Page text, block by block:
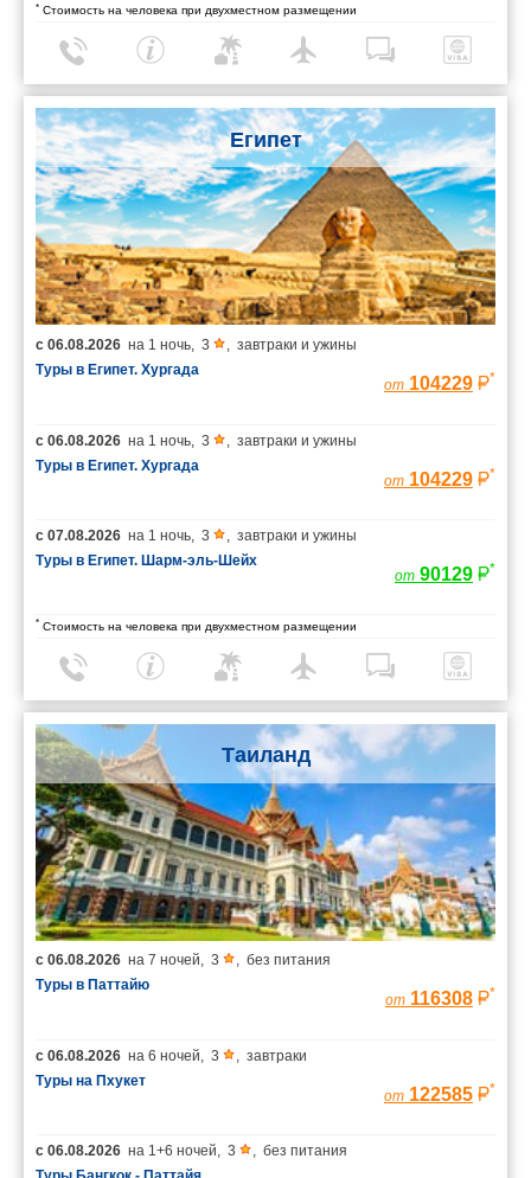
* Стоимость на человека при двухместном размещении
Египет
с 06.08.2026 на 1 ночь 3
завтраки и ужины
Туры в Египет. Хургада
от 104229 *
с 06.08.2026 на 1 ночь 3
завтраки и ужины
Туры в Египет. Хургада
от 104229 *
с 07.08.2026 на 1 ночь 3
завтраки и ужины
Туры в Египет. Шарм-эль-Шейх
от 90129 *
* Стоимость на человека при двухместном размещении
Таиланд
с 06.08.2026 на 7 ночей, 3 , без питания
Туры в Паттайю
от 116308 *
с 06.08.2026 на 6 ночей, 3 , завтраки
Туры на Пхукет
от 122585 *
с 06.08.2026 на 1+6 ночей, 3 , без питания